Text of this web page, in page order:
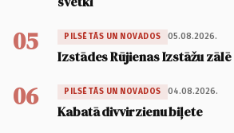
05 PILSĒTĀS UN NOVADOS 05.08.2026.
Izstādes Rūjienas Izstāžu zālē
06 PILSĒTĀS UN NOVADOS 04.08.2026.
Kabatā divvirzienu biļete